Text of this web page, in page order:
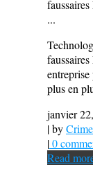
...
plus en
janvier
| by
|0
Read